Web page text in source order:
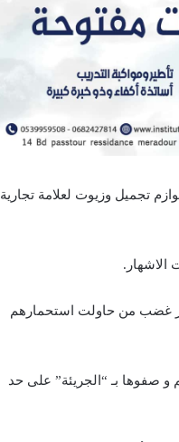
تجميل وزيوت لعلامة تجارية
الاشهار.
غضب من حاولت استحمارهم
صفوها بـ “الجريئة” على حد